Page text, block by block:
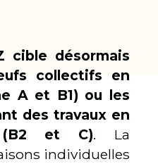
cible désormais
collectifs en
A et B1) ou les
des travaux en
(B2 et C). La
individuelles